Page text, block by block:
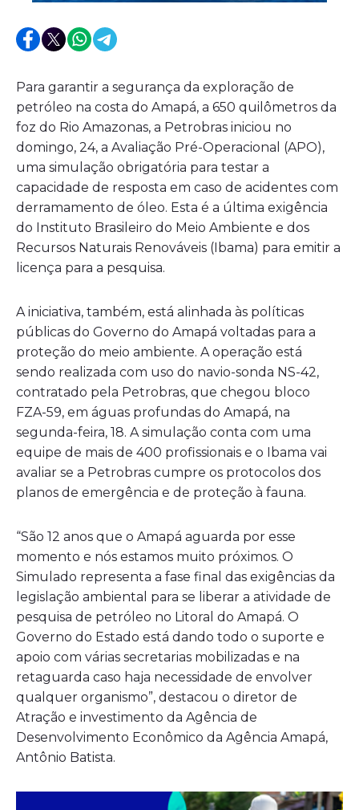
Para garantir a segurança da exploração de
petróleo na costa do Amapá, a 650 quilômetros da
foz do Rio Amazonas, a Petrobras iniciou no
domingo, 24, a Avaliação Pré-Operacional (APO),
uma simulação obrigatória para testar a
capacidade de resposta em caso de acidentes com
derramamento de óleo. Esta é a última exigência
do Instituto Brasileiro do Meio Ambiente e dos
Recursos Naturais Renováveis (Ibama) para emitir a
licença para a pesquisa.
A iniciativa, também, está alinhada às políticas
públicas do Governo do Amapá voltadas para a
proteção do meio ambiente. A operação está
sendo realizada com uso do navio-sonda NS-42,
contratado pela Petrobras, que chegou bloco
FZA-59, em águas profundas do Amapá, na
segunda-feira, 18. A simulação conta com uma
equipe de mais de 400 profissionais e o Ibama vai
avaliar se a Petrobras cumpre os protocolos dos
planos de emergência e de proteção à fauna.
“São 12 anos que o Amapá aguarda por esse
momento e nós estamos muito próximos. O
Simulado representa a fase final das exigências da
legislação ambiental para se liberar a atividade de
pesquisa de petróleo no Litoral do Amapá. O
Governo do Estado está dando todo o suporte e
apoio com várias secretarias mobilizadas e na
retaguarda caso haja necessidade de envolver
qualquer organismo”, destacou o diretor de
Atração e investimento da Agência de
Desenvolvimento Econômico da Agência Amapá,
Antônio Batista.